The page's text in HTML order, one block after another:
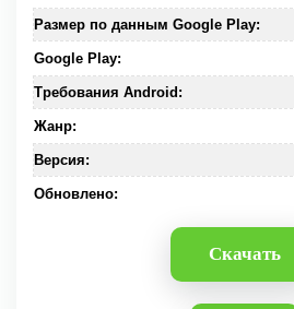
Размер по данным Google Play:
Google Play:
Требования Android:
Жанр:
Версия:
Обновлено:
Скачать